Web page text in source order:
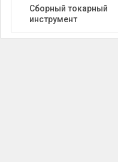
Сборный токарный
инструмент